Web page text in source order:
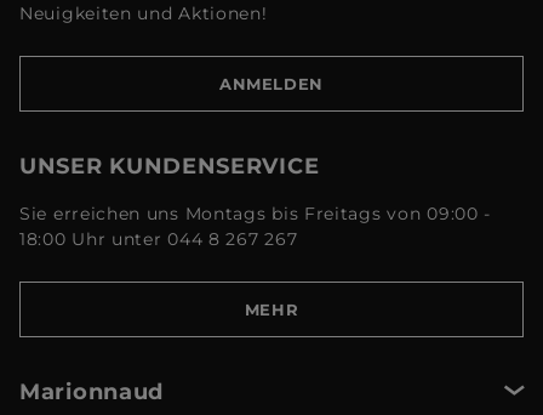
Neuigkeiten und Aktionen!
ANMELDEN
UNSER KUNDENSERVICE
Sie erreichen uns Montags bis Freitags von 09:00 -
18:00 Uhr unter 044 8 267 267
MEHR
Marionnaud